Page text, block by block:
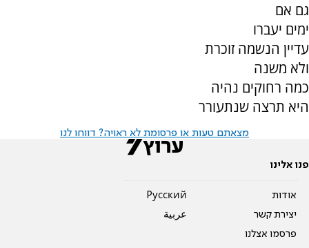
גם אם
ימים יעברו
עדיין הנשמה זוכרת
ולא משנה
כמה רחוקים נהיה
היא תרצה שנתעורר
מצאתם טעות או פרסומת לא ראויה? דווחו לנו
פנו אלינו
אודות
יצירת קשר
פרסמו אצלנו
Pусский
عربية